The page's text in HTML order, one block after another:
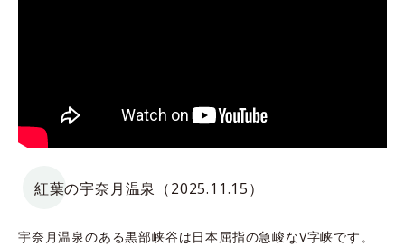
紅葉の宇奈月温泉（2025.11.15）
宇奈月温泉のある黒部峡谷は日本屈指の急峻なV字峡です。